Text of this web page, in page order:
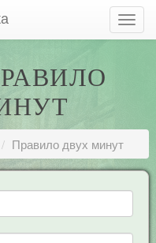
Правило двух минут